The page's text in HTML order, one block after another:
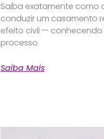
Saiba exatamente como
conduzir um casamento
efeito civil —
processo.
Saiba Mais